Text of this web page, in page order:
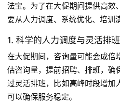
法宝。为了在大促期间提供高效
要从人力调度、系统优化、培训
1. 科学的人力调度与灵活排班
在大促期间，咨询量可能会成倍
估咨询量，提前招聘、排班，确
过灵活排班，比如高峰时段增加
可以确保服务稳定。